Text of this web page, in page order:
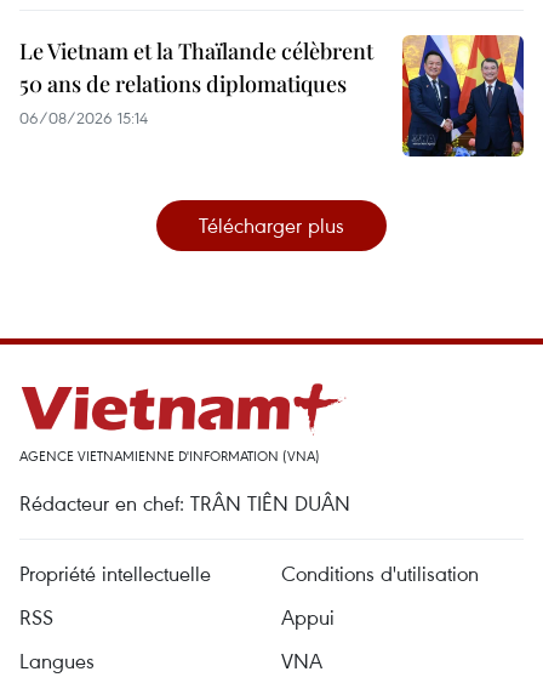
Le Vietnam et la Thaïlande célèbrent
50 ans de relations diplomatiques
06/08/2026 15:14
Télécharger plus
AGENCE VIETNAMIENNE D'INFORMATION (VNA)
Rédacteur en chef: TRÂN TIÊN DUÂN
Propriété intellectuelle
Conditions d'utilisation
RSS
Appui
Langues
VNA